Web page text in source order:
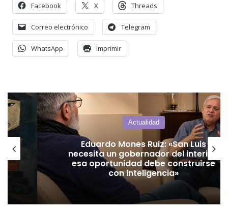
Facebook X Threads
Correo electrónico Telegram
WhatsApp Imprimir
Actualidad
Eduardo Mones Ruiz: «San Luis
necesita un gobernador del interior,
esa oportunidad debe construirse
con inteligencia»